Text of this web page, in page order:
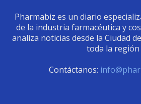
Pharmabiz es un diario
de la industria farmacéutica y
analiza noticias desde la Ciudad
toda la región
Contáctanos: